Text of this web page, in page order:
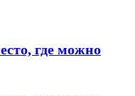
где можно